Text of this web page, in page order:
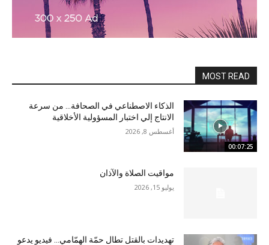
MOST READ
00:07:25
الذكاء الاصطناعي في الصحافة… من سرعة
الانتاج إلي اختبار المسؤولية الأخلاقية
أغسطس 8, 2026
مواقيت الصلاة والآذان
يوليو 15, 2026
تهديدات بالقتل تطال حمّة الهمّامي… فيديو يدعو